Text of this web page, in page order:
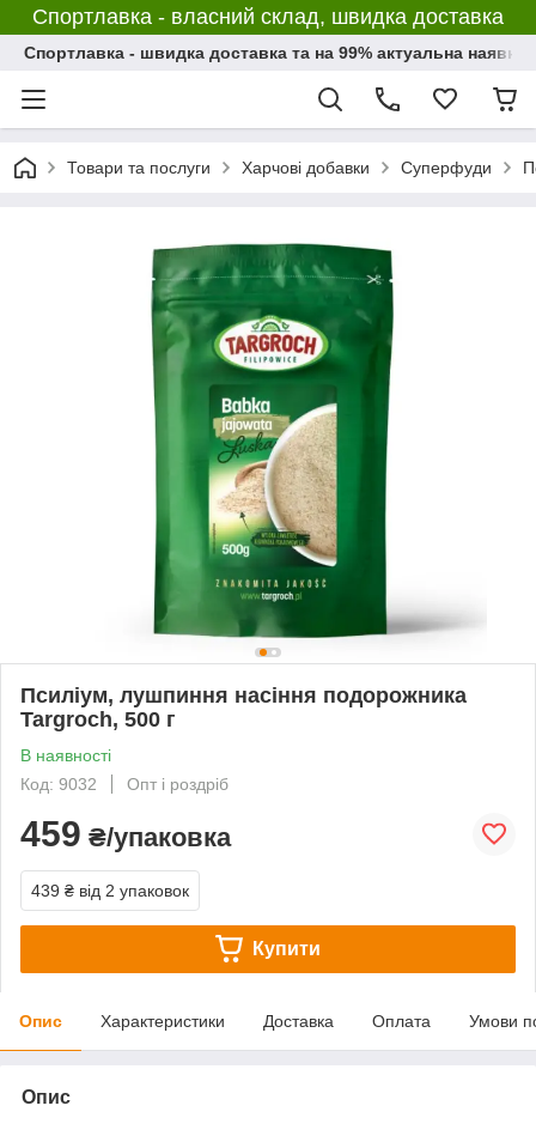
Спортлавка - власний склад, швидка доставка
Спортлавка - швидка доставка та на 99% актуальна
Товари та послуги Харчові добавки Суперфуди
Псиліум, лушпиння насіння подорожника
Targroch, 500 г
В наявності
Код: 9032
Опт і роздріб
459 ₴/упаковка
439 ₴ від 2 упаковок
Купити
Опис Характеристики Доставка Оплата Умови
Опис